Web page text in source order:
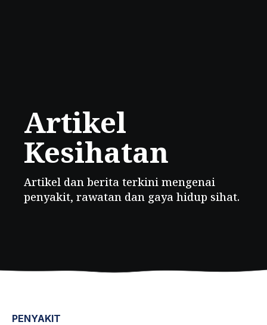
Artikel
Kesihatan
Artikel dan berita terkini mengenai
penyakit, rawatan dan gaya hidup sihat.
PENYAKIT